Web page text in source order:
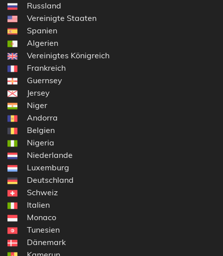
Russland
Vereinigte Staaten
Spanien
Algerien
Vereinigtes Königreich
Frankreich
Guernsey
Jersey
Niger
Andorra
Belgien
Nigeria
Niederlande
Luxemburg
Deutschland
Schweiz
Italien
Monaco
Tunesien
Dänemark